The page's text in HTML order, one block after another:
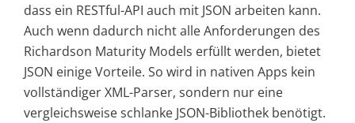
dass ein RESTful-API auch mit JSON arbeiten kann.
Auch wenn dadurch nicht alle Anforderungen des
Richardson Maturity Models erfüllt werden, bietet
JSON einige Vorteile. So wird in nativen Apps kein
vollständiger XML-Parser, sondern nur eine
vergleichsweise schlanke JSON-Bibliothek benötigt.